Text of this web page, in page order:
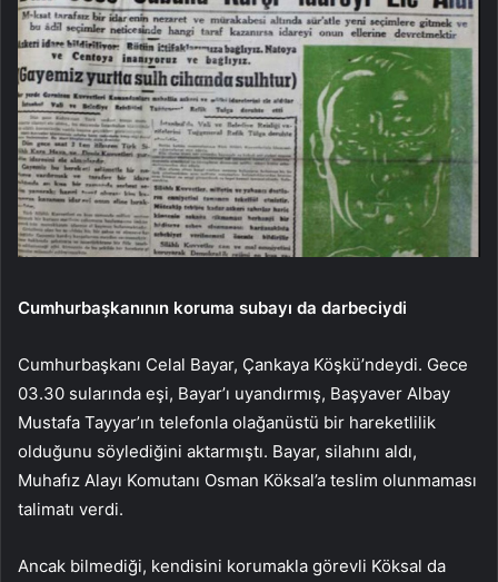
Cumhurbaşkanının koruma subayı da darbeciydi
Cumhurbaşkanı Celal Bayar, Çankaya Köşkü’ndeydi. Gece
03.30 sularında eşi, Bayar’ı uyandırmış, Başyaver Albay
Mustafa Tayyar’ın telefonla olağanüstü bir hareketlilik
olduğunu söylediğini aktarmıştı. Bayar, silahını aldı,
Muhafız Alayı Komutanı Osman Köksal’a teslim olunmaması
talimatı verdi.
Ancak bilmediği, kendisini korumakla görevli Köksal da